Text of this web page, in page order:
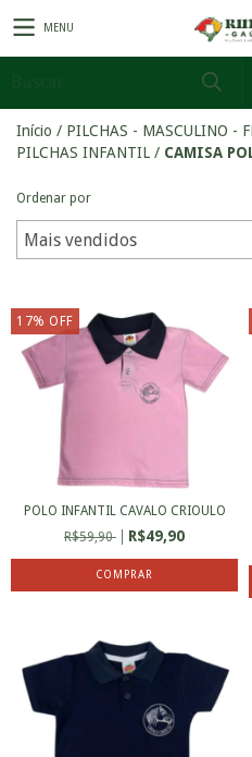
MENU
Início / PILCHAS - MASCULINO -
PILCHAS INFANTIL / CAMISA
Ordenar por
17% OFF
POLO INFANTIL CAVALO CRIOULO
R$59,90
R$49,90
COMPRAR